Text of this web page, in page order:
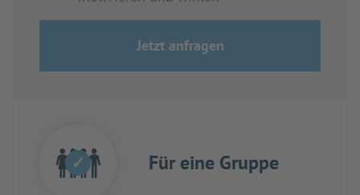
Jetzt anfragen
✓ Für eine Gruppe